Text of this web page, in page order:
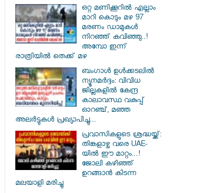
ഒറ്റ മണിക്കൂറിൽ എല്ലാം
മാറി കൊടും മഴ 97
മരണം ഡാമുകൾ
നിറഞ്ഞ് കവിഞ്ഞു..!
അമ്പോ ഇന്ന്
രാത്രിയിൽ തെക്ക് മഴ
ബംഗാൾ ഉൾക്കടലിൽ
ന്യൂനമർദ്ദം: വിവിധ
ജില്ലകളിൽ കേന്ദ്ര
കാലാവസ്ഥ വകുപ്പ്
ഓറഞ്ച്, മഞ്ഞ
അലർട്ടുകൾ പ്രഖ്യാപിച്ചു...
പ്രവാസികളുടെ ശ്രദ്ധയ്ക്ക്:
തിങ്കളാഴ്ച വരെ UAE-
യിൽ ഈ മാറ്റം...!
ജോലി കഴിഞ്ഞ്
ഉറങ്ങാൻ കിടന്ന
മലയാളി മരിച്ചു